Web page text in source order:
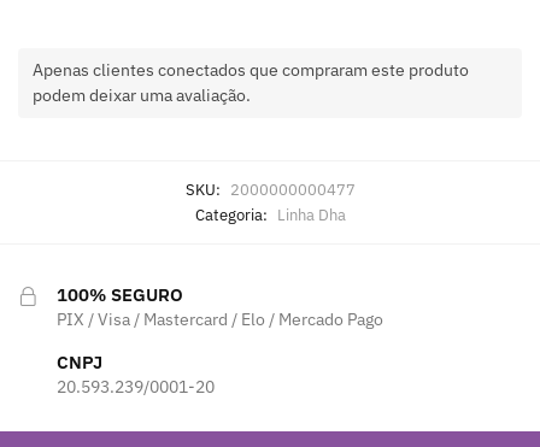
Apenas clientes conectados que compraram este produto
podem deixar uma avaliação.
SKU: 2000000000477
Categoria: Linha Dha
100% SEGURO
PIX / Visa / Mastercard / Elo / Mercado Pago
CNPJ
20.593.239/0001-20